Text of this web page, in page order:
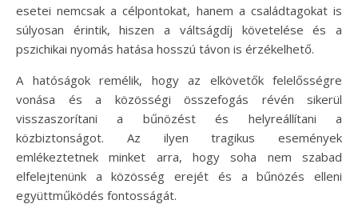
esetei nemcsak a célpontokat, hanem a családtagokat is
súlyosan érintik, hiszen a váltságdíj követelése és a
pszichikai nyomás hatása hosszú távon is érzékelhető.
A hatóságok remélik, hogy az elkövetők felelősségre
vonása és a közösségi összefogás révén sikerül
visszaszorítani a bűnözést és helyreállítani a
közbiztonságot. Az ilyen tragikus események
emlékeztetnek minket arra, hogy soha nem szabad
elfelejtenünk a közösség erejét és a bűnözés elleni
együttműködés fontosságát.